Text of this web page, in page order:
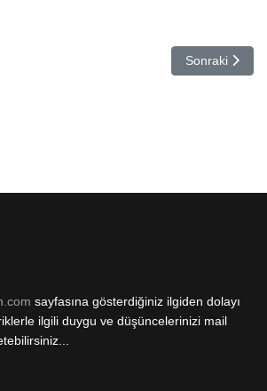
Öğrenmesi Nedir? Sonraki
Sonraki
sayfasına gösterdiğiniz ilgiden dolayı
ilgili duygu ve düşüncelerinizi mail